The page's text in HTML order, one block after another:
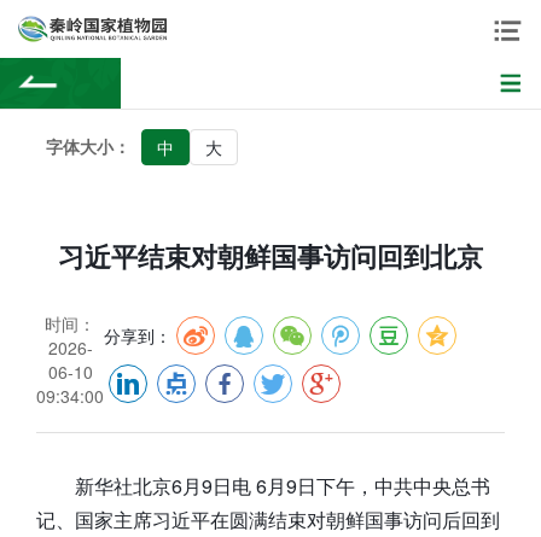
字体大小： 中 大
习近平结束对朝鲜国事访问回到北京
时间：
2026-
06-10
09:34:00
分享到：
新华社北京6月9日电 6月9日下午，中共中央总书
记、国家主席习近平在圆满结束对朝鲜国事访问后回到